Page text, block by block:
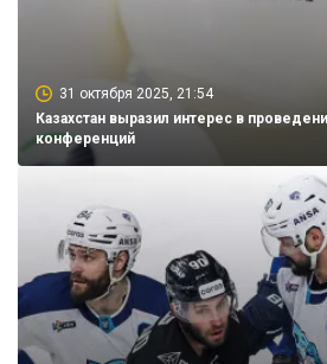
31 октября 2025, 21:54
Казахстан выразил интерес в
конференций